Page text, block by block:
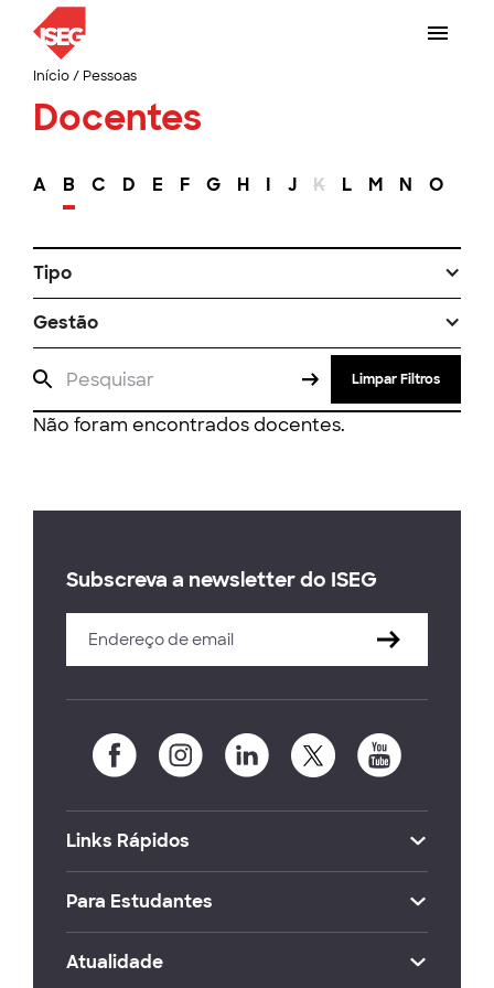
Início/ Pessoas
Docentes
A B C D E F G H I J K L M N O
Tipo
Gestão
Limpar Filtros
Não foram encontrados docentes.
Subscreva a newsletter do ISEG
Links Rápidos
Para Estudantes
Atualidade